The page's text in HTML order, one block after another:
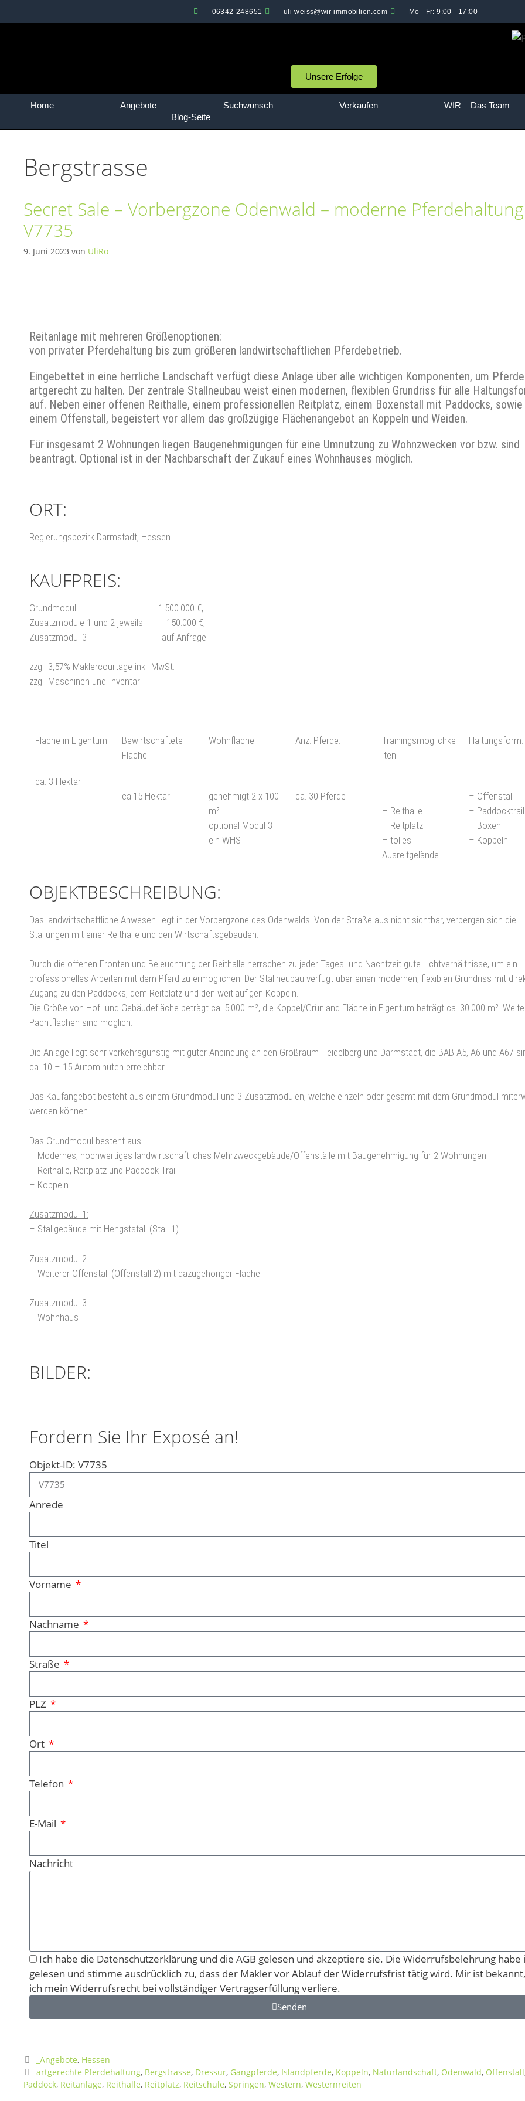
06342-248651 uli-weiss@wir-immobilien.com Mo - Fr: 9:00 - 17:00
Unsere Erfolge
Home Angebote Suchwunsch Verkaufen WIR – Das Team
Blog-Seite
Bergstrasse
Secret Sale – Vorbergzone Odenwald – moderne Pferdehaltung
V7735
9. Juni 2023 von UliRo
Reitanlage mit mehreren Größenoptionen:
von privater Pferdehaltung bis zum größeren landwirtschaftlichen Pferdebetrieb.
Eingebettet in eine herrliche Landschaft verfügt diese Anlage über alle wichtigen Komponenten, um Pferde
artgerecht zu halten. Der zentrale Stallneubau weist einen modernen, flexiblen Grundriss für alle
auf. Neben einer offenen Reithalle, einem professionellen Reitplatz, einem Boxenstall mit Paddocks, sowie
einem Offenstall, begeistert vor allem das großzügige Flächenangebot an Koppeln und Weiden.
Für insgesamt 2 Wohnungen liegen Baugenehmigungen für eine Umnutzung zu Wohnzwecken vor bzw. sind
beantragt. Optional ist in der Nachbarschaft der Zukauf eines Wohnhauses möglich.
ORT:
Regierungsbezirk Darmstadt, Hessen
KAUFPREIS:
Grundmodul 1.500.000 €,
Zusatzmodule 1 und 2 jeweils 150.000 €,
Zusatzmodul 3 auf Anfrage
zzgl. 3,57% Maklercourtage inkl. MwSt.
zzgl. Maschinen und Inventar
Fläche in Eigentum:
ca. 3 Hektar
Bewirtschaftete
Fläche:
ca.15 Hektar
Wohnfläche:
genehmigt 2 x 100
m²
optional Modul 3
ein WHS
Anz. Pferde:
ca. 30 Pferde
Trainingsmöglichke
iten:
– Reithalle
– Reitplatz
– tolles
Ausreitgelände
Haltungsform:
– Offenstall
– Paddocktrail
– Boxen
– Koppeln
OBJEKTBESCHREIBUNG:
Das landwirtschaftliche Anwesen liegt in der Vorbergzone des Odenwalds. Von der Straße aus nicht sichtbar, verbergen sich die
Stallungen mit einer Reithalle und den Wirtschaftsgebäuden.
Durch die offenen Fronten und Beleuchtung der Reithalle herrschen zu jeder Tages- und Nachtzeit gute Lichtverhältnisse, um ein
professionelles Arbeiten mit dem Pferd zu ermöglichen. Der Stallneubau verfügt über einen modernen, flexiblen Grundriss mit
Zugang zu den Paddocks, dem Reitplatz und den weitläufigen Koppeln.
Die Größe von Hof- und Gebäudefläche beträgt ca. 5.000 m², die Koppel/Grünland-Fläche in Eigentum beträgt ca. 30.000 m².
Pachtflächen sind möglich.
Die Anlage liegt sehr verkehrsgünstig mit guter Anbindung an den Großraum Heidelberg und Darmstadt, die BAB A5, A6 und A67
ca. 10 – 15 Autominuten erreichbar.
Das Kaufangebot besteht aus einem Grundmodul und 3 Zusatzmodulen, welche einzeln oder gesamt mit dem Grundmodul
werden können.
Das Grundmodul besteht aus:
– Modernes, hochwertiges landwirtschaftliches Mehrzweckgebäude/Offenställe mit Baugenehmigung für 2 Wohnungen
– Reithalle, Reitplatz und Paddock Trail
– Koppeln
Zusatzmodul 1:
– Stallgebäude mit Hengststall (Stall 1)
Zusatzmodul 2:
– Weiterer Offenstall (Offenstall 2) mit dazugehöriger Fläche
Zusatzmodul 3:
– Wohnhaus
BILDER:
Fordern Sie Ihr Exposé an!
Objekt-ID: V7735
Anrede
Titel
Vorname
Nachname
Straße
PLZ
Ort
Telefon
E-Mail
Nachricht
Ich habe die Datenschutzerklärung und die AGB gelesen und akzeptiere sie. Die Widerrufsbelehrung habe
gelesen und stimme ausdrücklich zu, dass der Makler vor Ablauf der Widerrufsfrist tätig wird. Mir ist
ich mein Widerrufsrecht bei vollständiger Vertragserfüllung verliere.
Senden
_Angebote, Hessen
artgerechte Pferdehaltung, Bergstrasse, Dressur, Gangpferde, Islandpferde, Koppeln, Naturlandschaft, Odenwald, Offenstall
Paddock, Reitanlage, Reithalle, Reitplatz, Reitschule, Springen, Western, Westernreiten